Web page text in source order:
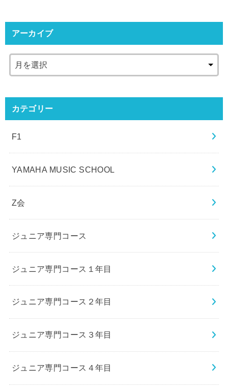
アーカイブ
カテゴリー
F1
YAMAHA MUSIC SCHOOL
Z会
ジュニア専門コース
ジュニア専門コース１年目
ジュニア専門コース２年目
ジュニア専門コース３年目
ジュニア専門コース４年目